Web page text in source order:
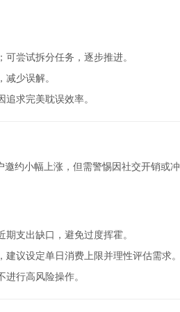
尝试拆分任务，逐步推进。
少误解。
求完美耽误效率。
约小幅上涨，但需警惕因社交开销或冲
支出缺口，避免过度挥霍。
议设定单日消费上限并理性评估需求。
行高风险操作。